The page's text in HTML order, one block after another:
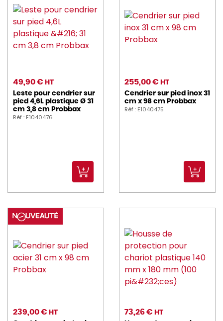
49,90 € HT
Leste pour cendrier sur
pied 4,6L plastique Ø 31
cm 3,8 cm Probbax
Réf : E1040476
255,00 € HT
Cendrier sur pied inox 31
cm x 98 cm Probbax
Réf : E1040475
239,00 € HT
73,26 € HT